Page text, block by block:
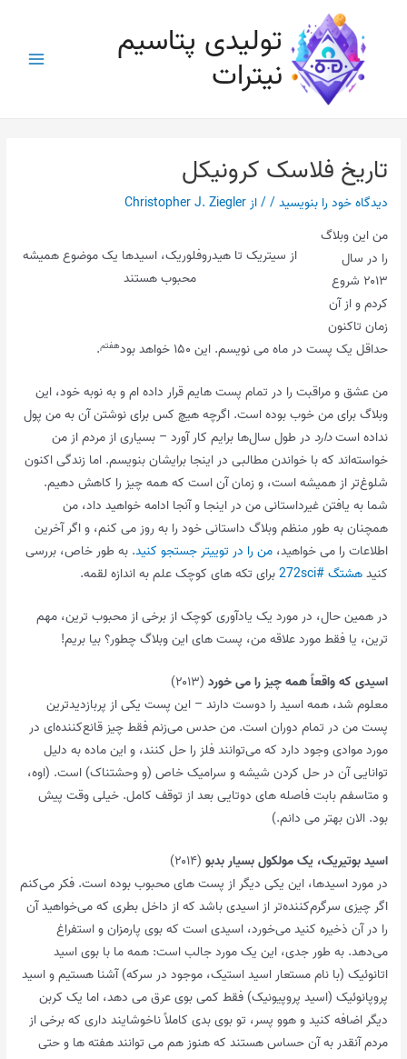
تولیدی پتاسیم
نیترات
Main
تاریخ فلاسک کرونیکل
دیدگاه‌ خود را بنویسید// از Christopher J. Ziegler
از سیتریک تا هیدروفلوریک، اسیدها یک موضوع همیشه
محبوب هستند
من این وبلاگ
را در سال
۲۰۱۳ شروع
کردم و از آن
زمان تاکنون
حداقل یک پست در ماه می نویسم. این ۱۵۰ خواهد بود
هفتم.
من عشق و مراقبت را در تمام پست هایم قرار داده ام و به نوبه خود، این
وبلاگ برای من خوب بوده است. اگرچه هیچ کس برای نوشتن آن به من پول
نداده استدارد در طول سال‌ها برایم کار آورد – بسیاری از مردم از من
خواسته‌اند که با خواندن مطالبی در اینجا برایشان بنویسم. اما زندگی اکنون
شلوغ‌تر از همیشه است، و زمان آن است که همه چیز را کاهش دهیم.
شما به یافتن غیرداستانی من در اینجا و آنجا ادامه خواهید داد، من
همچنان به طور منظم وبلاگ داستانی خود را به روز می کنم، و اگر آخرین
اطلاعات را می خواهید،من را در توییتر جستجو کنید. به طور خاص، بررسی
کنیدهشتگ #272sci برای تکه های کوچک علم به اندازه لقمه.
در همین حال، در مورد یک یادآوری کوچک از برخی از محبوب ترین، مهم
ترین، یا فقط مورد علاقه من، پست های این وبلاگ چطور؟ بیا بریم!
اسیدی که واقعاً همه چیز را می خورد (۲۰۱۳)
معلوم شد، همه اسید را دوست دارند – این پست یکی از پربازدیدترین
پست من در تمام دوران است. من حدس می‌زنم فقط چیز قانع‌کننده‌ای در
مورد موادی وجود دارد که می‌توانند فلز را حل کنند، و این ماده به دلیل
توانایی آن در حل کردن شیشه و سرامیک خاص (و وحشتناک) است. (اوه،
و متاسفم بابت فاصله های دوتایی بعد از توقف کامل. خیلی وقت پیش
بود. الان بهتر می دانم.)
اسید بوتیریک، یک مولکول بسیار بدبو (۲۰۱۴)
در مورد اسیدها، این یکی دیگر از پست های محبوب بوده است. فکر می‌کنم
اگر چیزی سرگرم‌کننده‌تر از اسیدی باشد که از داخل بطری که می‌خواهید آن
را در آن ذخیره کنید می‌خورد، اسیدی است که بوی پارمزان و استفراغ
می‌دهد. به طور جدی، این یک مورد جالب است: همه ما با بوی اسید
اتانوئیک (با نام مستعار اسید استیک، موجود در سرکه) آشنا هستیم و اسید
پروپانوئیک (اسید پروپیونیک) فقط کمی بوی عرق می دهد، اما یک کربن
دیگر اضافه کنید و هوو پسر، تو بوی بدی کاملاً ناخوشایند داری که برخی از
مردم آنقدر به آن حساس هستند که هنوز هم می توانند هفته ها و حتی